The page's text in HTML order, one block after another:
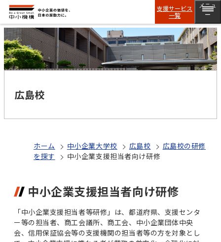
支援サービス
一覧
メニュ
ー
広島校
ホーム 中小企業大学校 広島校
広島校の研修
を探す
中小企業支援担当者向け研修
中小企業支援担当者向け研修
「中小企業支援担当者等研修」は、都道府県、支援センタ
ー等の担当者、商工会議所、商工会、中小企業団体中央
会、信用保証協会等の支援機関の担当者等の方を対象とし